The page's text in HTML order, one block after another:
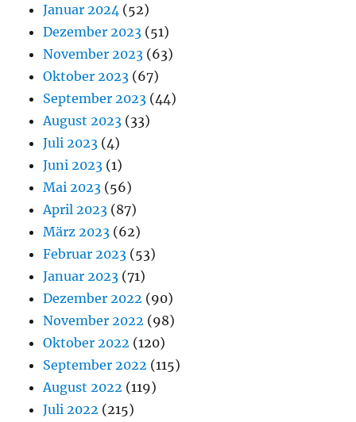
Januar 2024 (52)
Dezember 2023 (51)
November 2023 (63)
Oktober 2023 (67)
September 2023 (44)
August 2023 (33)
Juli 2023 (4)
Juni 2023 (1)
Mai 2023 (56)
April 2023 (87)
März 2023 (62)
Februar 2023 (53)
Januar 2023 (71)
Dezember 2022 (90)
November 2022 (98)
Oktober 2022 (120)
September 2022 (115)
August 2022 (119)
Juli 2022 (215)